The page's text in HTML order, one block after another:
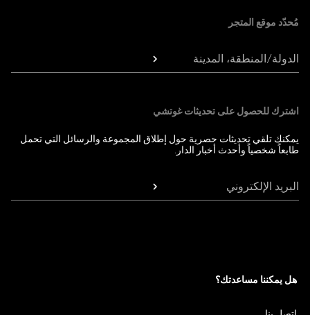
مُحدّد موقع المتجر
الدولة/المنطقة، المدينة
اشترك للحصول على تحديثات غوتشي
يمكنك تلقي تحديثات حصرية حول إطلاق المجموعة والرسائل التي تحمل
طابعاً شخصياً وأحدث أخبار الدار.
البريد الإلكتروني
هل يمكننا مساعدتك؟